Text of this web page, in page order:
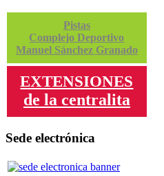
Pistas
Complejo Deportivo
Manuel Sánchez Granado
EXTENSIONES
de la centralita
Sede electrónica